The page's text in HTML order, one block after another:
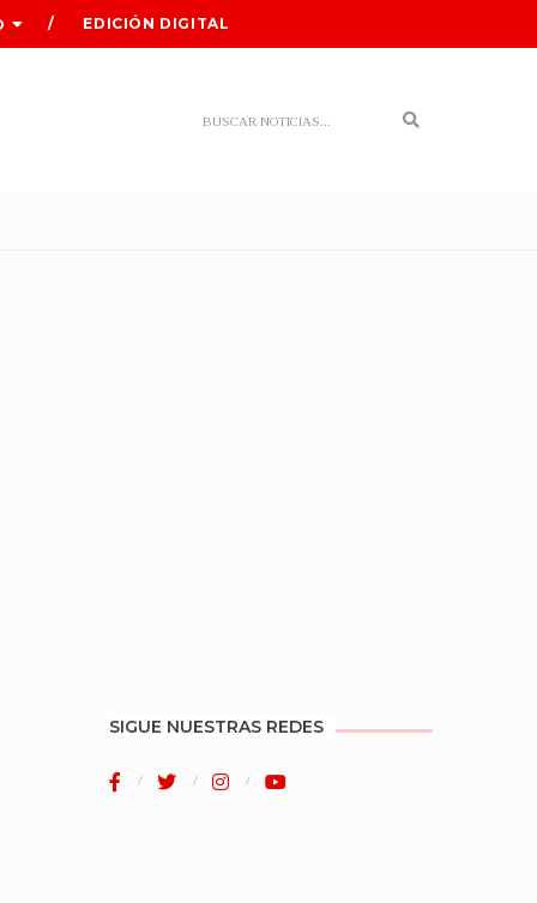
EDICIÓN DIGITAL
Search
SIGUE NUESTRAS REDES